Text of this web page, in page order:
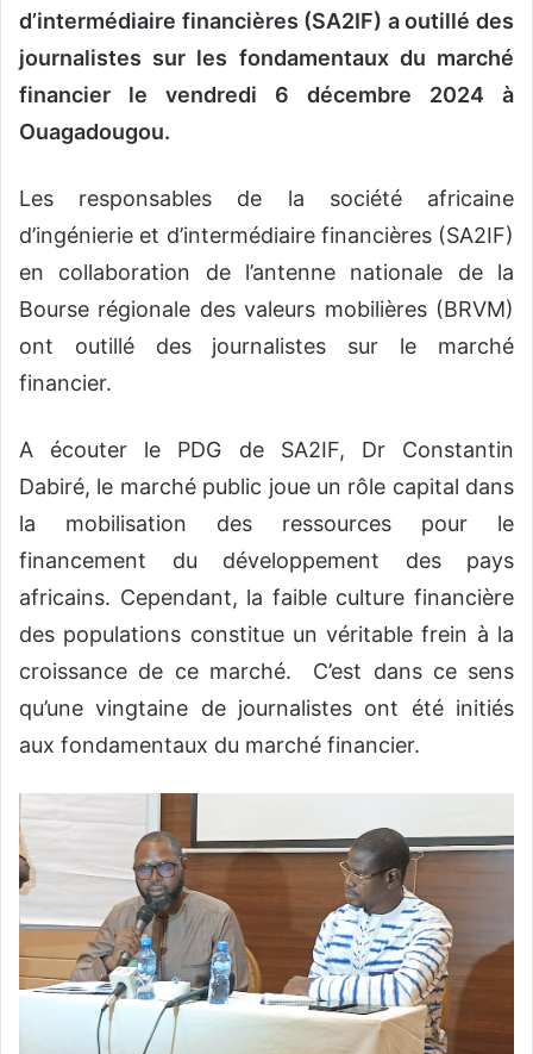
d’intermédiaire financières (SA2IF) a outillé des
journalistes sur les fondamentaux du marché
financier le vendredi 6 décembre 2024 à
Ouagadougou.
Les responsables de la société africaine
d’ingénierie et d’intermédiaire financières (SA2IF)
en collaboration de l’antenne nationale de la
Bourse régionale des valeurs mobilières (BRVM)
ont outillé des journalistes sur le marché
financier.
A écouter le PDG de SA2IF, Dr Constantin
Dabiré, le marché public joue un rôle capital dans
la mobilisation des ressources pour le
financement du développement des pays
africains. Cependant, la faible culture financière
des populations constitue un véritable frein à la
croissance de ce marché. C’est dans ce sens
qu’une vingtaine de journalistes ont été initiés
aux fondamentaux du marché financier.